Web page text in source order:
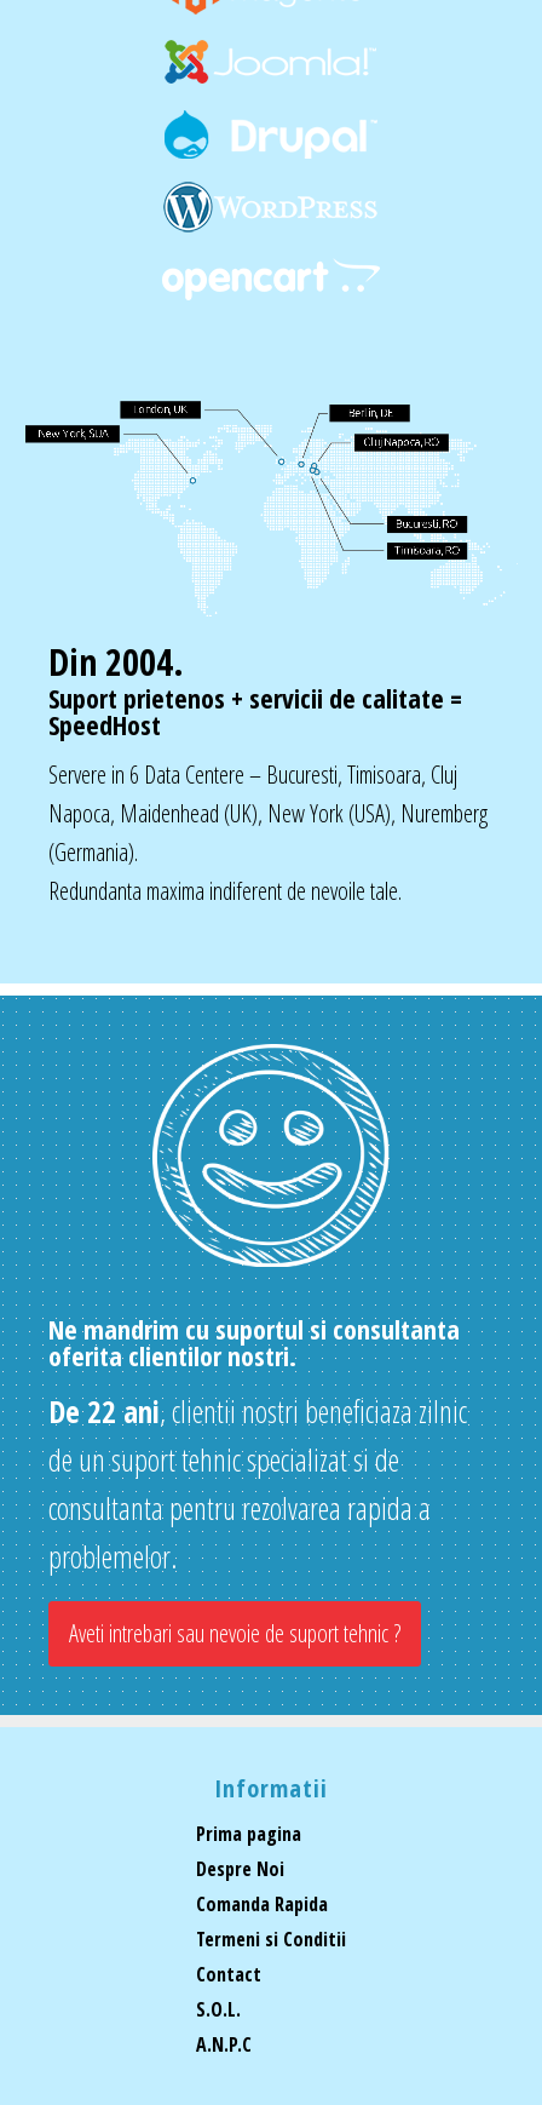
Din 2004.
Suport prietenos + servicii de calitate =
SpeedHost
Servere in 6 Data Centere – Bucuresti, Timisoara, Cluj
Napoca, Maidenhead (UK), New York (USA), Nuremberg
(Germania).
Redundanta maxima indiferent de nevoile tale.
Ne mandrim cu suportul si consultanta
oferita clientilor nostri.
De 22 ani, clientii nostri beneficiaza zilnic
de un suport tehnic specializat si de
consultanta pentru rezolvarea rapida a
problemelor.
Aveti intrebari sau nevoie de suport tehnic ?
Informatii
Prima pagina
Despre Noi
Comanda Rapida
Termeni si Conditii
Contact
S.O.L.
A.N.P.C